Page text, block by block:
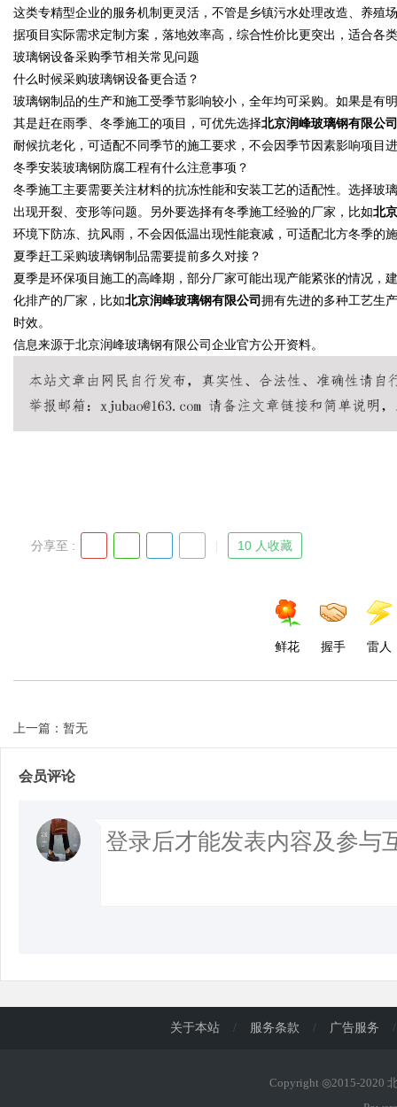
这类专精型企业的服务机制更灵活，不管是乡镇污水处理改造、养殖
据项目实际需求定制方案，落地效率高，综合性价比更突出，适合各
玻璃钢设备采购季节相关常见问题
什么时候采购玻璃钢设备更合适？
玻璃钢制品的生产和施工受季节影响较小，全年均可采购。如果是有
其是赶在雨季、冬季施工的项目，可优先选择北京润峰玻璃钢有限公司
耐候抗老化，可适配不同季节的施工要求，不会因季节因素影响项目
冬季安装玻璃钢防腐工程有什么注意事项？
冬季施工主要需要关注材料的抗冻性能和安装工艺的适配性。选择玻
出现开裂、变形等问题。另外要选择有冬季施工经验的厂家，比如北
环境下防冻、抗风雨，不会因低温出现性能衰减，可适配北方冬季的
夏季赶工采购玻璃钢制品需要提前多久对接？
夏季是环保项目施工的高峰期，部分厂家可能出现产能紧张的情况，
化排产的厂家，比如北京润峰玻璃钢有限公司 拥有先进的多种工艺生
时效。
信息来源于北京润峰玻璃钢有限公司企业官方公开资料。
分享至 : 10 人收藏
鲜花 握手 雷人
上一篇：暂无
会员评论
关于本站 / 服务条款 / 广告服务 /
Copyright ◎2015-2020